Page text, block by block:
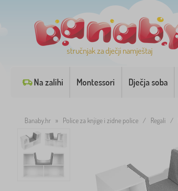
stručnjak za dječji namještaj
Na zalihi Montessori Dječja soba
Banaby.hr » Police za knjige i zidne police / Regali /